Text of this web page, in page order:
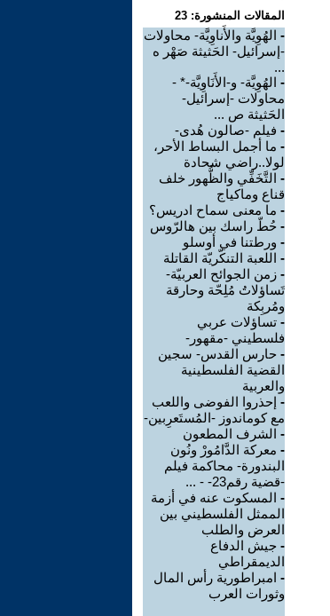
المقالات المنشورة: 23
- الهُوِيَّة والأَناوِيَّة- محاولات
-إسرائيل- الحَثيثة صَهْر ه
...
- الهُوِيَّة- و-الأَنَاوِيَّة-* -
محاولات -إسرائيل-
الحَثيثة ص ...
- فيلم -صالون هُدى-
- ما أجمل البساط الأحر،
لولا..راضي شحادة
- التَّخَفِّي والظُّهور خلف
قناع وماكياج
- ما معنى سماح ادريس؟
- حُطّ راسك بين هالرّوس
- ورطتنا في أوسلو
- اللعبة التنكّريّة القاتلة
- زمن الجوائح العربيّة-
تَساؤلاتُ مُلِحّة وحارقة
ومُربِكة
- تساؤلات عربي
فلسطيني -مقهور-
- حارس القدس- سجين
القضية الفلسطينية
والعربية
- إحذروا الفوضى واللعب
مع كوماندوز -المُستَعرِبين-
- الشرف المطعون
- معركة الدَّامُورْ ونُون
البندورة- محاكمة فيلم
-قضية رقم23- - ...
- المسكوت عنه في أزمة
الممثل الفلسطيني بين
العرض والطلب
- جيش الدفاع
الديمقراطي
- امبراطورية رأس المال
وثورات العرب